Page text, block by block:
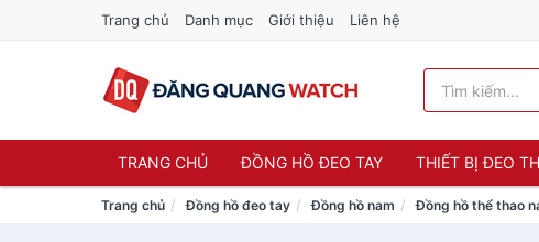
Trang chủ Danh mục Giới thiệu Liên hệ
TRANG CHỦ ĐỒNG HỒ ĐEO TAY THIẾT BỊ ĐEO
Trang chủ Đồng hồ đeo tay Đồng hồ nam Đồng hồ thể thao